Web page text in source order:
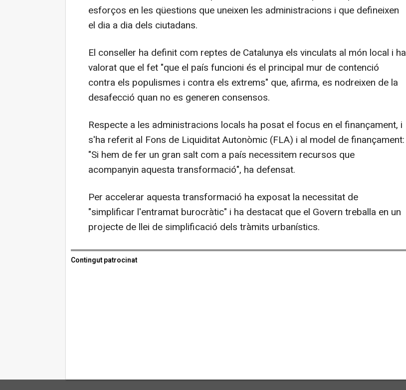
esforços en les qüestions que uneixen les administracions i que defineixen
el dia a dia dels ciutadans.
El conseller ha definit com reptes de Catalunya els vinculats al món local i ha
valorat que el fet "que el país funcioni és el principal mur de contenció
contra els populismes i contra els extrems" que, afirma, es nodreixen de la
desafecció quan no es generen consensos.
Respecte a les administracions locals ha posat el focus en el finançament, i
s'ha referit al Fons de Liquiditat Autonòmic (FLA) i al model de finançament:
"Si hem de fer un gran salt com a país necessitem recursos que
acompanyin aquesta transformació", ha defensat.
Per accelerar aquesta transformació ha exposat la necessitat de
"simplificar l'entramat burocràtic" i ha destacat que el Govern treballa en un
projecte de llei de simplificació dels tràmits urbanístics.
Contingut patrocinat